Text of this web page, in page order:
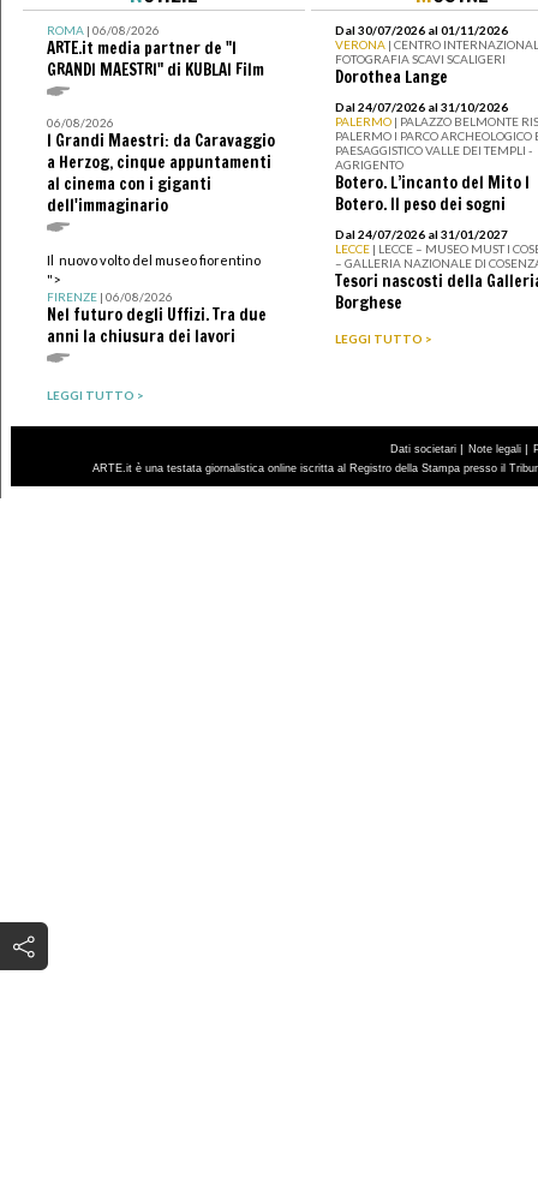
ROMA| 06/08/2026
ARTE.it media partner de "I
GRANDI MAESTRI" di KUBLAI Film
06/08/2026
I Grandi Maestri: da Caravaggio
a Herzog, cinque appuntamenti
al cinema con i giganti
dell'immaginario
Il nuovo volto del museo fiorentino
">
FIRENZE| 06/08/2026
Nel futuro degli Uffizi. Tra due
anni la chiusura dei lavori
LEGGI TUTTO >
Dal 30/07/2026 al 01/11/2026
VERONA | CENTRO
FOTOGRAFIA SCAVI SCALIGERI
Dorothea Lange
Dal 24/07/2026 al 31/10/2026
PALERMO | PALAZZO BELMONTE
PALERMO I PARCO ARCHEOLOGICO
PAESAGGISTICO VALLE DEI TEMPLI -
AGRIGENTO
Botero. L’incanto del Mito I
Botero. Il peso dei sogni
Dal 24/07/2026 al 31/01/2027
LECCE | LECCE – MUSEO MUST I
– GALLERIA NAZIONALE DI
Tesori nascosti della
Borghese
LEGGI TUTTO >
Dati societari | Note legali |
ARTE.it è una testata giornalistica online iscritta al Registro della Stampa presso il